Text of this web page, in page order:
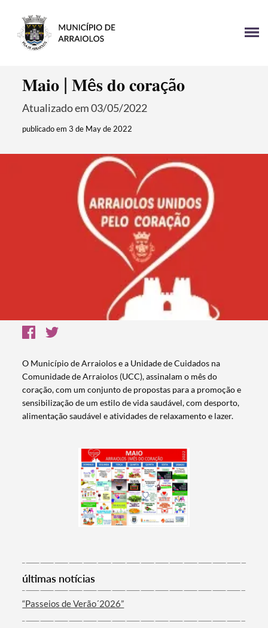
𝐌𝐚𝐢𝐨 | 𝐌ê𝐬 𝐝𝐨 𝐜𝐨𝐫𝐚çã𝐨
Atualizado em 03/05/2022
publicado em 3 de May de 2022
O Município de Arraiolos e a Unidade de Cuidados na
Comunidade de Arraiolos (UCC), assinalam o mês do
coração, com um conjunto de propostas para a promoção e
sensibilização de um estilo de vida saudável, com desporto,
alimentação saudável e atividades de relaxamento e lazer.
últimas notícias
“Passeios de Verão´2026”